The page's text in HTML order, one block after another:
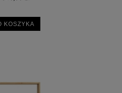
KOSZYKA